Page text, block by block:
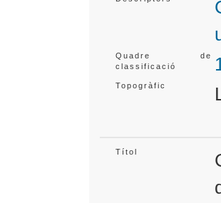
Quadre de
classificació
Topogràfic
Títol